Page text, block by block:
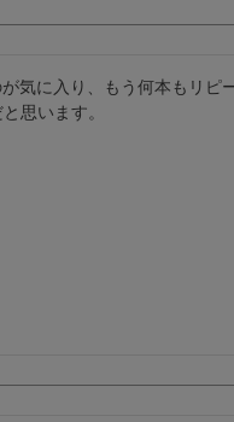
気に入り、もう何本もリピ
思います。